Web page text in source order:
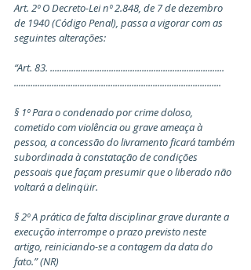
Art. 2º O Decreto-Lei nº 2.848, de 7 de dezembro
de 1940 (Código Penal), passa a vigorar com as
seguintes alterações:
“Art. 83. ..........................................................................
........................................................................................
§ 1º Para o condenado por crime doloso,
cometido com violência ou grave ameaça à
pessoa, a concessão do livramento ficará também
subordinada à constatação de condições
pessoais que façam presumir que o liberado não
voltará a delinqüir.
§ 2º A prática de falta disciplinar grave durante a
execução interrompe o prazo previsto neste
artigo, reiniciando-se a contagem da data do
fato.” (NR)